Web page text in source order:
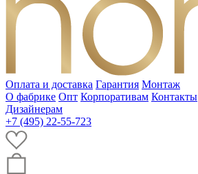
Оплата и доставка Гарантия Монтаж
О фабрике Опт Корпоративам Контакты
Дизайнерам
+7 (495) 22-55-723